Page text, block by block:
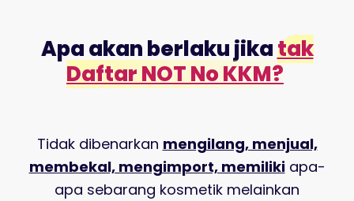
Apa akan berlaku jikatak
Daftar NOT No KKM?
Tidak dibenarkan mengilang, menjual,
membekal, mengimport, memilikiapa-
apa sebarang kosmetik melainkan